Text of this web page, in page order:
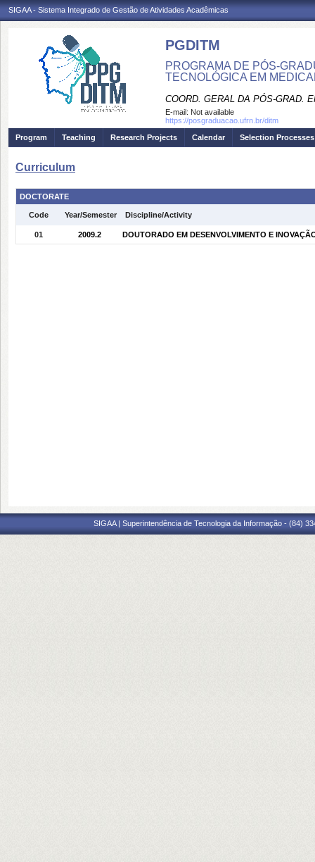
SIGAA - Sistema Integrado de Gestão de Atividades Acadêmicas
PGDITM
PROGRAMA DE PÓS-
TECNOLÓGICA EM
COORD. GERAL DA PÓS-GRAD.
E-mail: Not available
https://posgraduacao.ufrn.br/ditm
Program
Teaching Research Projects Calendar Selection Processes
Curriculum
DOCTORATE
Code Year/Semester Discipline/Activity
01 2009.2 DOUTORADO EM DESENVOLVIMENTO E
SIGAA | Superintendência de Tecnologia da Informação - (84)